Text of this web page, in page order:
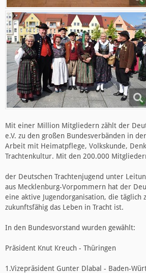
Mit einer Million Mitgliedern zählt der
e.V. zu den großen Bundesverbänden in
Arbeit mit Heimatpflege, Volkskunde,
Trachtenkultur. Mit den 200.000
der Deutschen Trachtenjugend unter
aus Mecklenburg-Vorpommern hat der
eine aktive Jugendorganisation, die täglich
zukunftsfähig das Leben in Tracht ist.
In den Bundesvorstand wurden gewählt:
Präsident Knut Kreuch - Thüringen
1.Vizepräsident Gunter Dlabal - Baden-